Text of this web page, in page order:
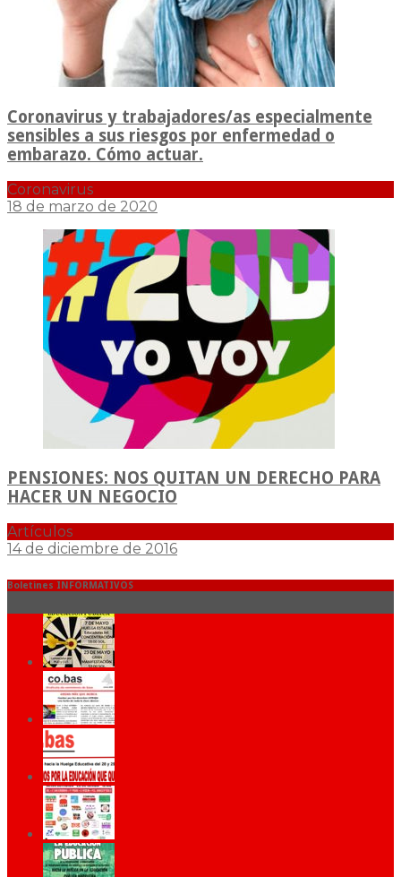
Coronavirus y trabajadores/as especialmente
sensibles a sus riesgos por enfermedad o
embarazo. Cómo actuar.
Coronavirus
18 de marzo de 2020
PENSIONES: NOS QUITAN UN DERECHO PARA
HACER UN NEGOCIO
Artículos
14 de diciembre de 2016
Boletines INFORMATIVOS